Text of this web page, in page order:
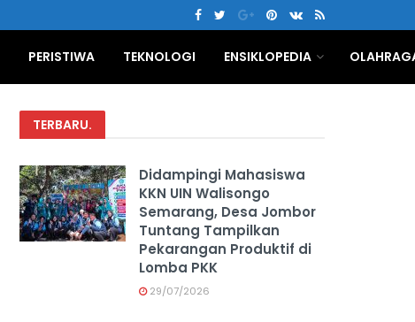
PERISTIWA TEKNOLOGI ENSIKLOPEDIA
TERBARU.
Didampingi Mahasiswa
KKN UIN Walisongo
Semarang, Desa Jombor
Tuntang Tampilkan
Pekarangan Produktif di
Lomba PKK
29/07/2026